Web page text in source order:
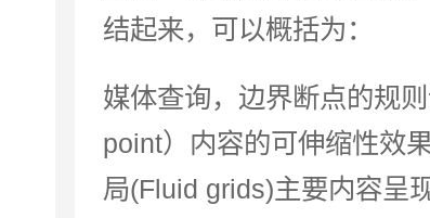
结起来，可以概括为：
媒体查询，边界断点的规
point）内容的可伸缩性效
局(Fluid grids)主要内容呈